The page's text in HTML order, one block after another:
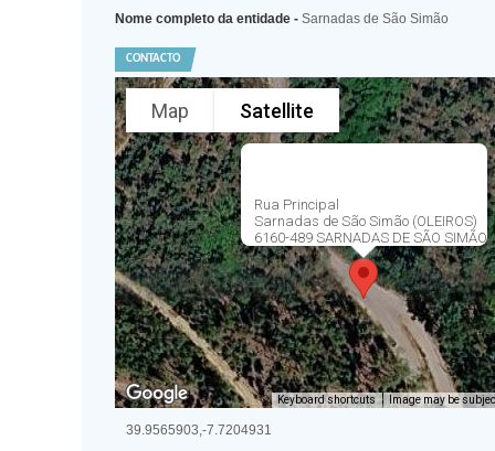
Nome completo da entidade - Sarnadas de São Simão
CONTACTO
Rua Principal
Sarnadas de São Simão (OLEIROS)
6160-489 SARNADAS DE SÃO SIMÃO
Map Satellite
Keyboard shortcuts Image may be
39.9565903,-7.7204931